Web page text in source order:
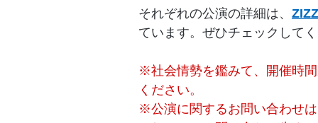
それぞれの公演の詳細は、
ています。ぜひチェックして
※社会情勢を鑑みて、開催時
ください。
※公演に関するお問い合わせ